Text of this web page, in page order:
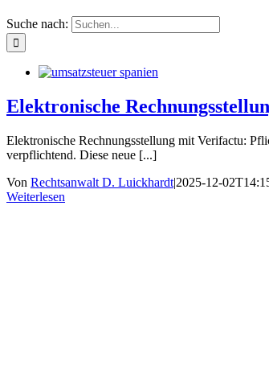
Suche nach:
Elektronische
Elektronische Rechnungsstellung mit Verifactu:
verpflichtend. Diese neue [...]
Von Rechtsanwalt D. Luickhardt|2025-12-
Weiterlesen